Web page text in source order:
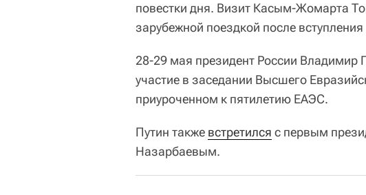
повестки дня. Визит Касым-Жомарта
зарубежной поездкой после
28-29 мая президент России Владимир
участие в заседании Высшего
приуроченном к пятилетию ЕАЭС.
Путин также встретился с первым
Назарбаевым.